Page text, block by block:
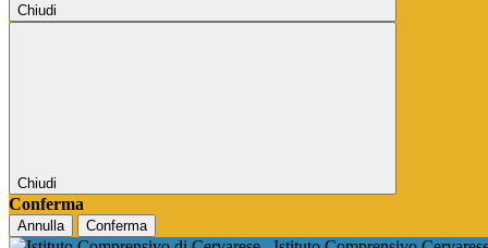
Chiudi
Chiudi
Conferma
Annulla Conferma